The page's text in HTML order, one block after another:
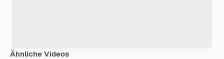
Ähnliche Videos